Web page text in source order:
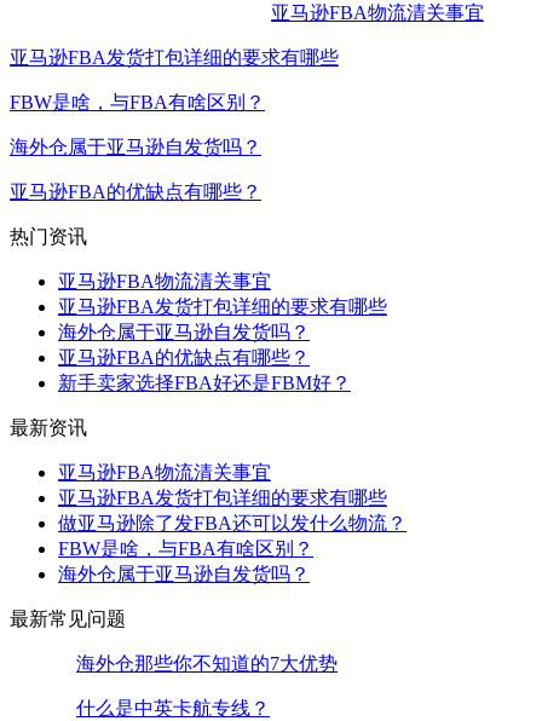
亚马逊FBA物流清关事宜
亚马逊FBA发货打包详细的要求有哪些
FBW是啥，与FBA有啥区别？
海外仓属于亚马逊自发货吗？
亚马逊FBA的优缺点有哪些？
热门资讯
亚马逊FBA物流清关事宜
亚马逊FBA发货打包详细的要求有哪些
海外仓属于亚马逊自发货吗？
亚马逊FBA的优缺点有哪些？
新手卖家选择FBA好还是FBM好？
最新资讯
亚马逊FBA物流清关事宜
亚马逊FBA发货打包详细的要求有哪些
做亚马逊除了发FBA还可以发什么物流？
FBW是啥，与FBA有啥区别？
海外仓属于亚马逊自发货吗？
最新常见问题
海外仓那些你不知道的7大优势
什么是中英卡航专线？